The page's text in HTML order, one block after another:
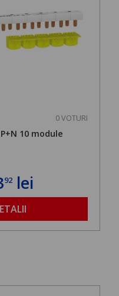
0 VOTURI
10 module
92 lei